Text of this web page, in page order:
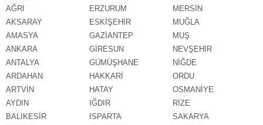
AĞRI
AKSARAY
AMASYA
ANKARA
ANTALYA
ARDAHAN
ARTVİN
AYDIN
BALIKESİR
ERZURUM
ESKİŞEHİR
GAZİANTEP
GİRESUN
GÜMÜŞHANE
HAKKARİ
HATAY
IĞDIR
ISPARTA
MERSİN
MUĞLA
MUŞ
NEVŞEHİR
NİĞDE
ORDU
OSMANİYE
RİZE
SAKARYA